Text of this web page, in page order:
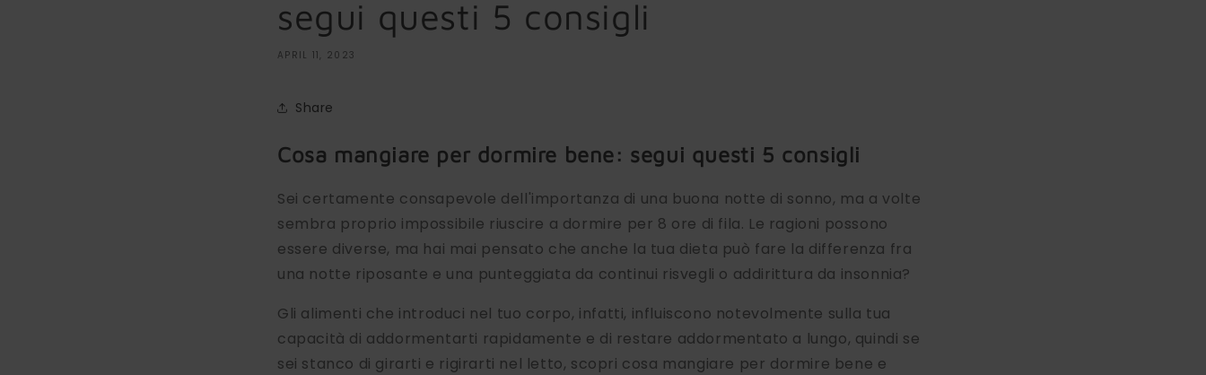
segui questi 5 consigli
APRIL 11, 2023
Share
Cosa mangiare per dormire bene: segui questi 5 consigli
Sei certamente consapevole dell'importanza di una buona notte di sonno, ma a volte
sembra proprio impossibile riuscire a dormire per 8 ore di fila. Le ragioni possono
essere diverse, ma hai mai pensato che anche la tua dieta può fare la differenza fra
una notte riposante e una punteggiata da continui risvegli o addirittura da insonnia?
Gli alimenti che introduci nel tuo corpo, infatti, influiscono notevolmente sulla tua
capacità di addormentarti rapidamente e di restare addormentato a lungo, quindi se
sei stanco di girarti e rigirarti nel letto, scopri cosa mangiare per dormire bene e